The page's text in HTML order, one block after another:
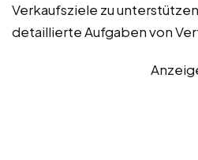
Verkaufsziele zu
detaillierte Aufgaben von